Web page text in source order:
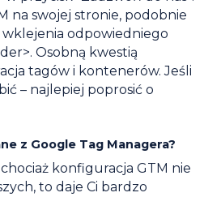
na swojej stronie, podobnie
wklejenia odpowiedniego
Osobną kwestią
tagów i kontenerów. Jeśli
– najlepiej poprosić o
z Google Tag Managera?
konfiguracja GTM nie
to daje Ci bardzo